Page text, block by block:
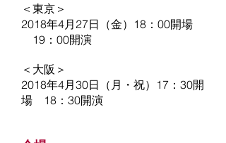
＜東京＞
2018年4月27日（金）18：00開場
19：00開演
＜大阪＞
2018年4月30日（月・祝）17：30開
場 18：30開演